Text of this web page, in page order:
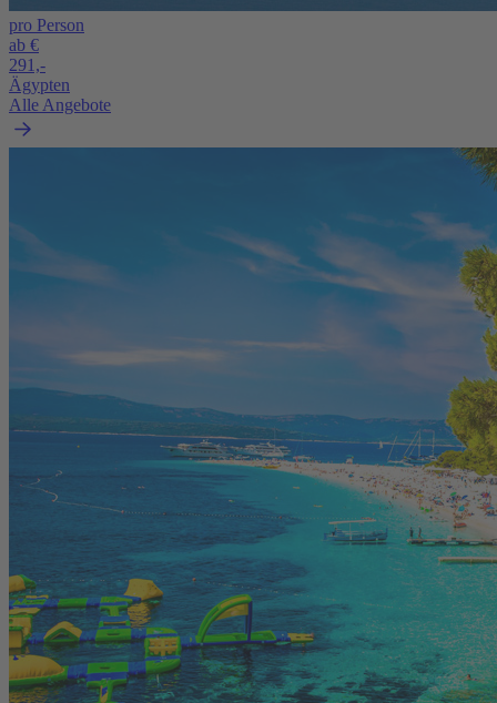
pro Person
ab €
291,-
Ägypten
Alle Angebote